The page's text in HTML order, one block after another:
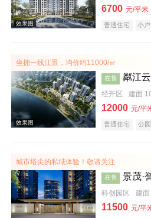
效果图
6700 元/平米
普通住宅 小
坐拥一线江景，均价约11000/㎡
在售 粼江
经开区 建面
12000 元/平
普通住宅 公
城市塔尖的私域体验！敬请关注
在售 景茂·
科创园区 建
11500 元/平